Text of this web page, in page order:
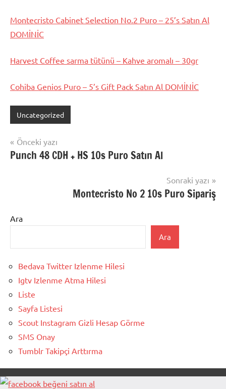
Montecristo Cabinet Selection No.2 Puro – 25’s Satın Al
DOMİNİC
Harvest Coffee sarma tütünü – Kahve aromalı – 30gr
Cohiba Genios Puro – 5’s Gift Pack Satın Al DOMİNİC
Uncategorized
Yazı
gezinmesi
Önceki yazı
Punch 48 CDH + HS 10s Puro Satın Al
Sonraki yazı
Montecristo No 2 10s Puro Sipariş
Ara
Ara
Bedava Twitter Izlenme Hilesi
Igtv Izlenme Atma Hilesi
Liste
Sayfa Listesi
Scout Instagram Gizli Hesap Görme
SMS Onay
Tumblr Takipçi Arttırma